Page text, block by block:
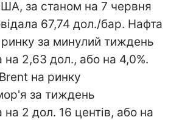
за станом на 7 червня
67,74 дол./бар. Нафта
ринку за минулий тиждень
2,63 дол., або на 4,0%.
на ринку
за тиждень
2 дол. 16 центів, або на